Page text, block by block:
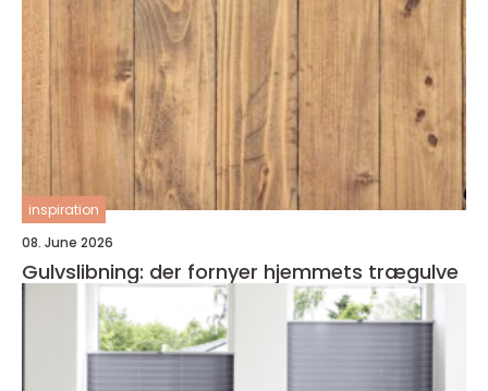
inspiration
08. June 2026
Gulvslibning: der fornyer hjemmets trægulve